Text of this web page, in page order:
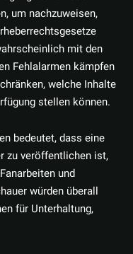
um nachzuweisen,
mit den
Fehlalarmen kämpfen
welche Inhalte
stellen können.
bedeutet, dass eine
zu veröffentlichen ist,
und
würden überall
für Unterhaltung,